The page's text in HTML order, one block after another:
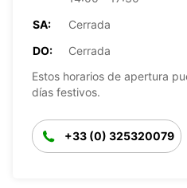
SA:
Cerrada
DO:
Cerrada
Estos horarios de apertura
días festivos.
+33 (0) 325320079